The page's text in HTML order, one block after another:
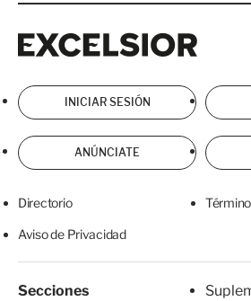
INICIAR SESIÓN
ANÚNCIATE
Directorio
Aviso de Privacidad
Secciones